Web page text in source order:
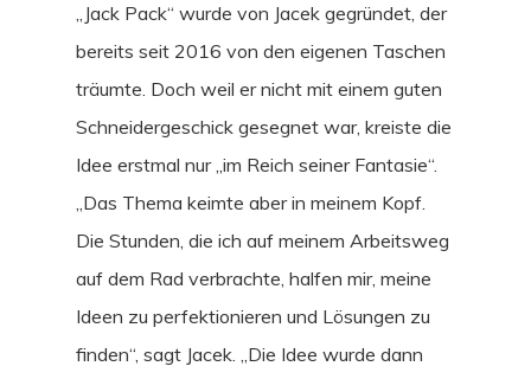
„Jack Pack“ wurde von Jacek gegründet, der
bereits seit 2016 von den eigenen Taschen
träumte. Doch weil er nicht mit einem guten
Schneidergeschick gesegnet war, kreiste die
Idee erstmal nur „im Reich seiner Fantasie“.
„Das Thema keimte aber in meinem Kopf.
Die Stunden, die ich auf meinem Arbeitsweg
auf dem Rad verbrachte, halfen mir, meine
Ideen zu perfektionieren und Lösungen zu
finden“, sagt Jacek. „Die Idee wurde dann